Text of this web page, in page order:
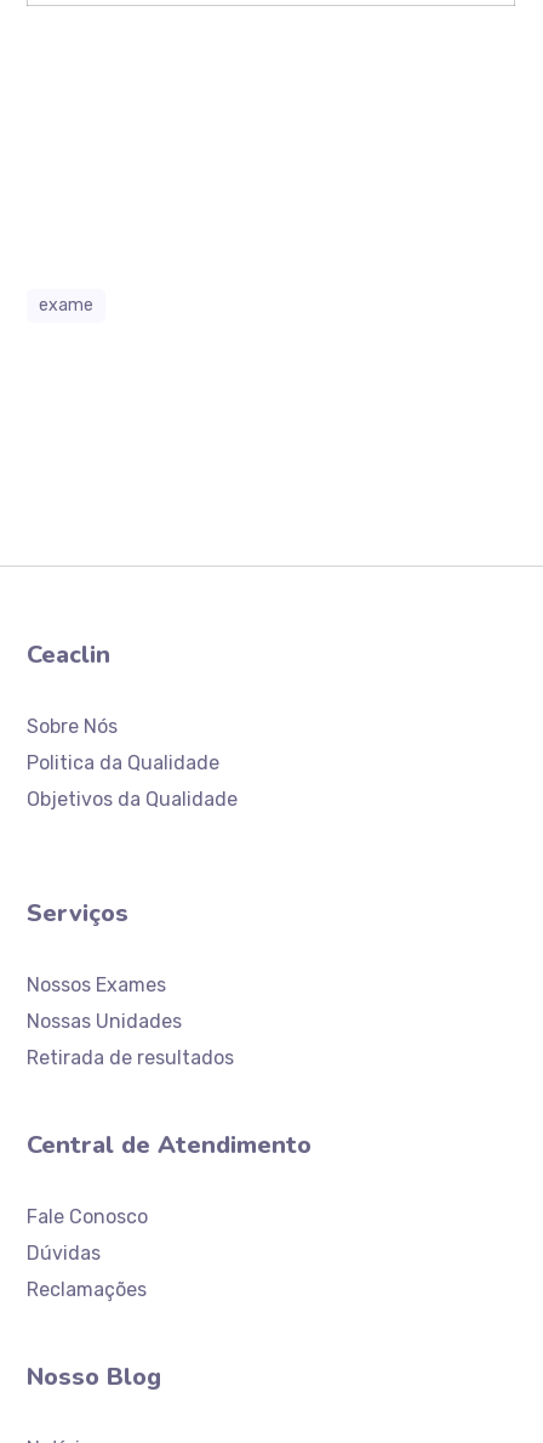
exame
Ceaclin
Sobre Nós
Politica da Qualidade
Objetivos da Qualidade
Serviços
Nossos Exames
Nossas Unidades
Retirada de resultados
Central de Atendimento
Fale Conosco
Dúvidas
Reclamações
Nosso Blog